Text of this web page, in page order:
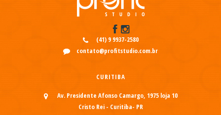
(41) 9 9937-2580
contato@profitstudio.com.br
CURITIBA
Av. Presidente Afonso Camargo, 1975 loja 10
Cristo Rei - Curitiba- PR